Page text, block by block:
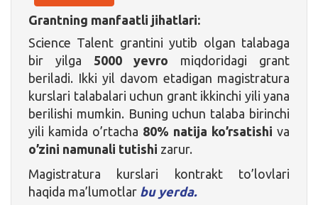
Grantning manfaatli jihatlari:
Science Talent grantini yutib olgan talabaga
bir yilga 5000 yevro miqdoridagi grant
beriladi. Ikki yil davom etadigan magistratura
kurslari talabalari uchun grant ikkinchi yili yana
berilishi mumkin. Buning uchun talaba birinchi
yili kamida o’rtacha 80% natija ko’rsatishi va
o’zini namunali tutishi zarur.
Magistratura kurslari kontrakt to’lovlari
haqida ma’lumotlar bu yerda.